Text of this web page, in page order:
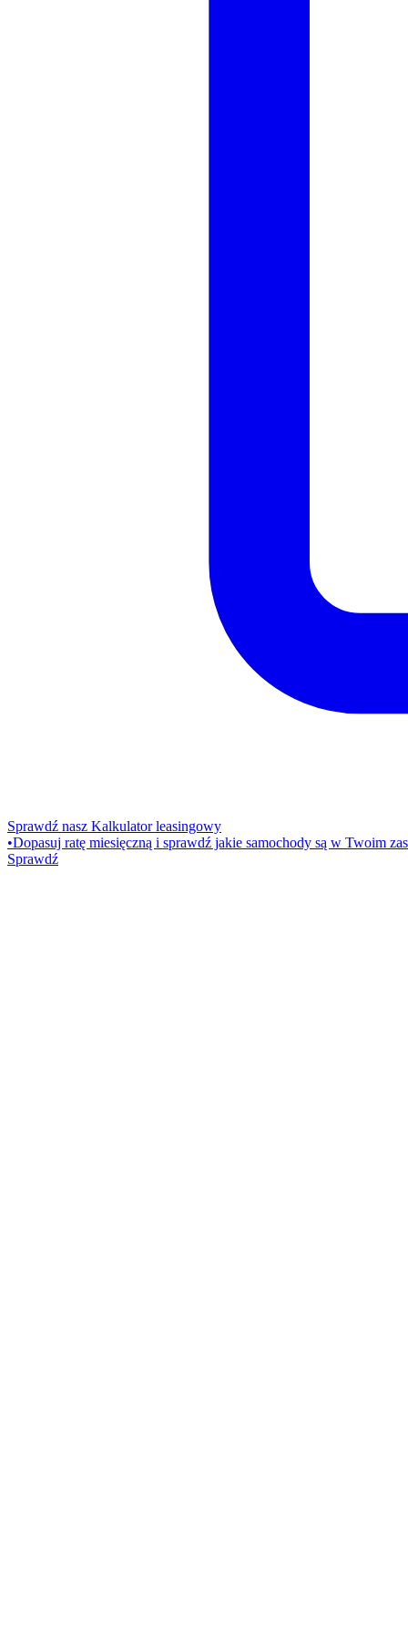
Sprawdź nasz Kalkulator leasingowy
•Dopasuj ratę miesięczną i sprawdź jakie samochody są w Twoim
Sprawdź